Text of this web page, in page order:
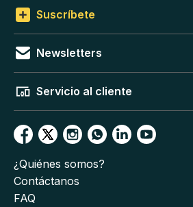
Suscríbete
Newsletters
Servicio al cliente
¿Quiénes somos?
Contáctanos
FAQ